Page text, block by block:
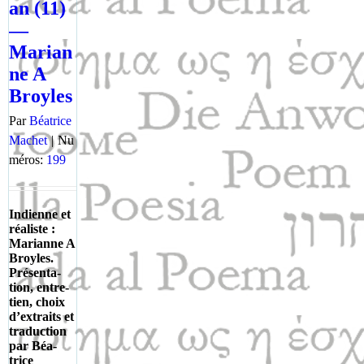
an (11)
—
Marian
ne A
Broyles
ParBéatrice
Machet | Nu
méros: 199
Indi­enne et
réal­iste :
Mar­i­anne A
Broyles.
Présen­ta­
tion, entre­
tien, choix
d’ex­traits et
tra­duc­tion
par Béa­
trice